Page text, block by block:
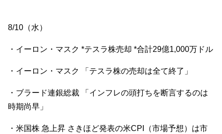
8/10（水）
・イーロン・マスク *テスラ株売却 *合計29億1,000万ドル
・イーロン・マスク 「テスラ株の売却は全て終了」
・ブラード連銀総裁 「インフレの頭打ちを断言するのは
時期尚早」
・米国株 急上昇 さきほど発表の米CPI（市場予想）は市